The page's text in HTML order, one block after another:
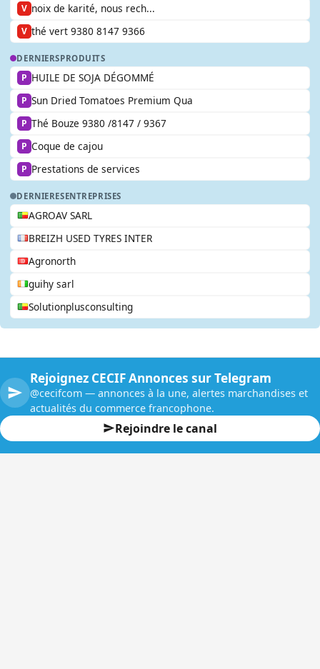
V noix de karité, nous rech...
V thé vert 9380 8147 9366
DERNIERSPRODUITS
P HUILE DE SOJA DÉGOMMÉ
P Sun Dried Tomatoes Premium Qua
P Thé Bouze 9380 /8147 / 9367
P Coque de cajou
P Prestations de services
DERNIERESENTREPRISES
AGROAV SARL
BREIZH USED TYRES INTER
Agronorth
guihy sarl
Solutionplusconsulting
Rejoignez CECIF Annonces sur Telegram
@cecifcom — annonces à la une, alertes marchandises et
actualités du commerce francophone.
Rejoindre le canal